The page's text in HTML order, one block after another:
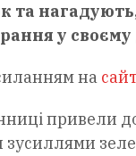
та
у своєму
на
привели